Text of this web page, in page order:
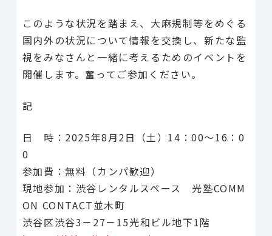
このような状況を踏まえ、大麻規制等をめぐる
国内外の状況について情報を交換し、新たな監
視をみなさんと一緒に考えるためのイベントを
開催します。奮ってご参加ください。
記
日 時：2025年8月2日（土）14：00〜16：0
0
参加費：無料（カンパ歓迎）
現地参加：渋谷レンタルスペース 光塾COMM
ON CONTACT並木町
渋谷区渋谷3－27－15光和ビル地下1階